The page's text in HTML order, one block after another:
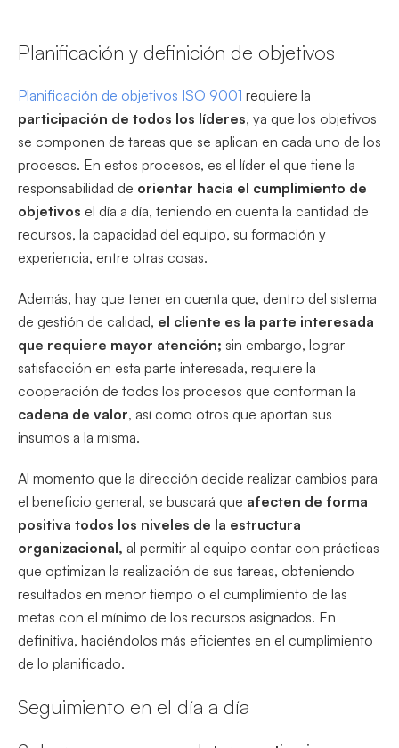
Planificación y definición de objetivos
Planificación de objetivos ISO 9001 requiere la
participación de todos los líderes, ya que los objetivos
se componen de tareas que se aplican en cada uno de los
procesos. En estos procesos, es el líder el que tiene la
responsabilidad de orientar hacia el cumplimiento de
objetivos el día a día, teniendo en cuenta la cantidad de
recursos, la capacidad del equipo, su formación y
experiencia, entre otras cosas.
Además, hay que tener en cuenta que, dentro del sistema
de gestión de calidad, el cliente es la parte interesada
que requiere mayor atención; sin embargo, lograr
satisfacción en esta parte interesada, requiere la
cooperación de todos los procesos que conforman la
cadena de valor, así como otros que aportan sus
insumos a la misma.
Al momento que la dirección decide realizar cambios para
el beneficio general, se buscará que afecten de forma
positiva todos los niveles de la estructura
organizacional, al permitir al equipo contar con prácticas
que optimizan la realización de sus tareas, obteniendo
resultados en menor tiempo o el cumplimiento de las
metas con el mínimo de los recursos asignados. En
definitiva, haciéndolos más eficientes en el cumplimiento
de lo planificado.
Seguimiento en el día a día